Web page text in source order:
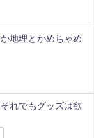
地理とかめちゃめ
れでもグッズは欲